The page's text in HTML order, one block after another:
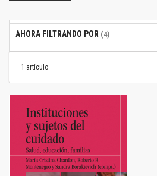
1 artículo
AHORA FILTRANDO POR